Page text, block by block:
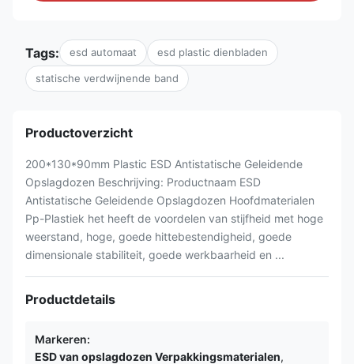
Tags: esd automaat esd plastic dienbladen
statische verdwijnende band
Productoverzicht
200*130*90mm Plastic ESD Antistatische Geleidende
Opslagdozen Beschrijving: Productnaam ESD
Antistatische Geleidende Opslagdozen Hoofdmaterialen
Pp-Plastiek het heeft de voordelen van stijfheid met hoge
weerstand, hoge, goede hittebestendigheid, goede
dimensionale stabiliteit, goede werkbaarheid en ...
Productdetails
Markeren:
ESD van opslagdozen Verpakkingsmaterialen,